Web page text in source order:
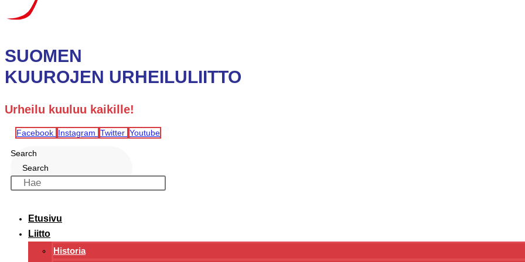
SUOMEN
KUUROJEN URHEILULIITTO
Urheilu kuuluu kaikille!
Facebook Instagram Twitter Youtube
Search
Search
Etusivu
Liitto
Historia